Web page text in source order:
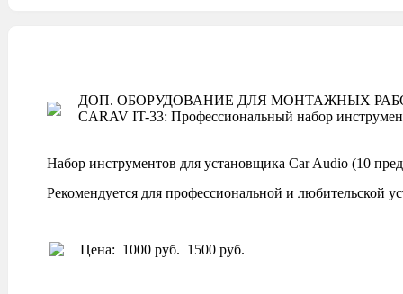
ДОП. ОБОРУДОВАНИЕ ДЛЯ МОНТАЖНЫХ
CARAV IT-33: Профессиональный набор
Набор инструментов для установщика Car Audio (10
Рекомендуется для профессиональной и любительской
Цена: 1000 руб. 1500 руб.